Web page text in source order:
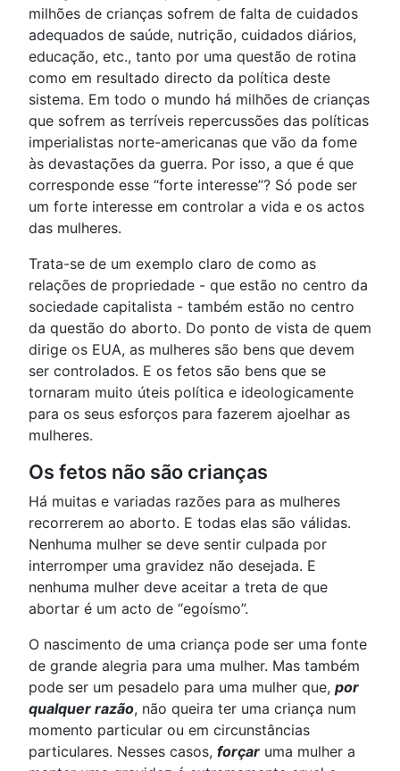
milhões de crianças sofrem de falta de cuidados
adequados de saúde, nutrição, cuidados diários,
educação, etc., tanto por uma questão de rotina
como em resultado directo da política deste
sistema. Em todo o mundo há milhões de crianças
que sofrem as terríveis repercussões das políticas
imperialistas norte-americanas que vão da fome
às devastações da guerra. Por isso, a que é que
corresponde esse “forte interesse”? Só pode ser
um forte interesse em controlar a vida e os actos
das mulheres.
Trata-se de um exemplo claro de como as
relações de propriedade - que estão no centro da
sociedade capitalista - também estão no centro
da questão do aborto. Do ponto de vista de quem
dirige os EUA, as mulheres são bens que devem
ser controlados. E os fetos são bens que se
tornaram muito úteis política e ideologicamente
para os seus esforços para fazerem ajoelhar as
mulheres.
Os fetos não são crianças
Há muitas e variadas razões para as mulheres
recorrerem ao aborto. E todas elas são válidas.
Nenhuma mulher se deve sentir culpada por
interromper uma gravidez não desejada. E
nenhuma mulher deve aceitar a treta de que
abortar é um acto de “egoísmo”.
O nascimento de uma criança pode ser uma fonte
de grande alegria para uma mulher. Mas também
pode ser um pesadelo para uma mulher que, por
qualquer razão, não queira ter uma criança num
momento particular ou em circunstâncias
particulares. Nesses casos, forçar uma mulher a